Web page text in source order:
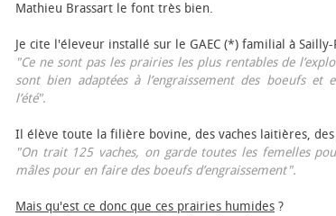
Mathieu Brassart le font très bien.
Je cite l'éleveur installé sur le GAEC (*) familial à
"Ce ne sont pas les prairies les plus rentables de
sont bien adaptées à l’engraissement des bœufs et
l’été".
Il élève toute la filière bovine, des vaches laitières,
"On trait 125 vaches, on garde toutes les femelles
mâles pour en faire des bœufs d’engraissement".
Mais qu'est ce donc que ces prairies humides ?